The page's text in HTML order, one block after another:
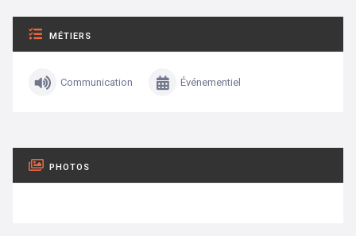
MÉTIERS
Communication Événementiel
PHOTOS